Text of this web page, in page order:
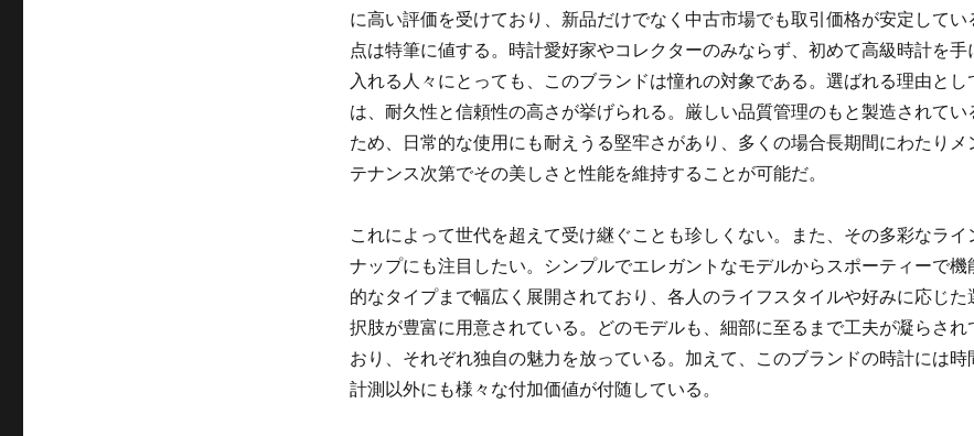
に高い評価を受けており、新品だけでなく中古市場でも取引価格が安定してい
点は特筆に値する。時計愛好家やコレクターのみならず、初めて高級時計を手
入れる人々にとっても、このブランドは憧れの対象である。選ばれる理由とし
は、耐久性と信頼性の高さが挙げられる。厳しい品質管理のもと製造されてい
ため、日常的な使用にも耐えうる堅牢さがあり、多くの場合長期間にわたりメ
テナンス次第でその美しさと性能を維持することが可能だ。
これによって世代を超えて受け継ぐことも珍しくない。また、その多彩なライ
ナップにも注目したい。シンプルでエレガントなモデルからスポーティーで機
的なタイプまで幅広く展開されており、各人のライフスタイルや好みに応じた
択肢が豊富に用意されている。どのモデルも、細部に至るまで工夫が凝らされ
おり、それぞれ独自の魅力を放っている。加えて、このブランドの時計には時
計測以外にも様々な付加価値が付随している。